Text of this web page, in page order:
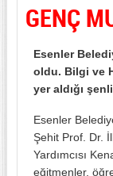
GENÇ
Esenler
oldu. Bilgi ve
yer aldığı
Esenler
Şehit Prof. Dr.
Yardımcısı
eğitmenler,